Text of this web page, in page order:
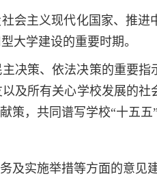
会主义现代化国家、推进
大学建设的重要时期。
决策、依法决策的重要指
及所有关心学校发展的社
策，共同谱写学校“十五五
及实施举措等方面的意见建